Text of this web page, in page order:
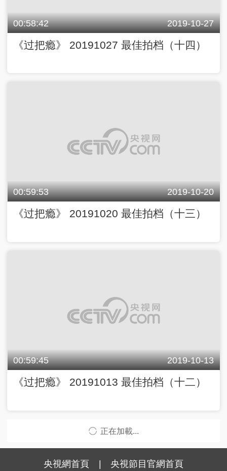
00:58:42 2019-10-27
《过把瘾》 20191027 最佳拍档（十四）
00:59:53 2019-10-20
《过把瘾》 20191020 最佳拍档（十三）
00:59:45 2019-10-13
《过把瘾》 20191013 最佳拍档（十二）
正在加載...
央視網首頁 | 央視節目官網首頁